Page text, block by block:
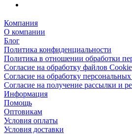
Компания
О компании
Блог
Политика конфиденциальности
Политика в отношении обработки
Согласие на обработку файлов Cookie
Согласие на обработку
Согласие на получение рассылки и
Информация
Помощь
Оптовикам
Условия оплаты
Условия доставки